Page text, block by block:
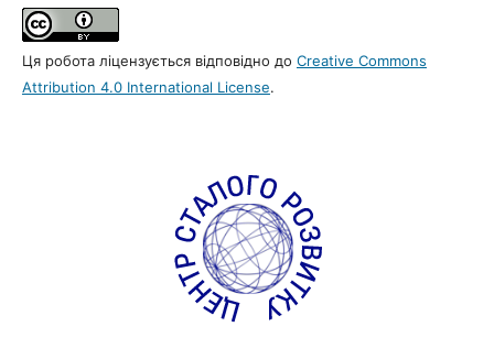
Ця робота ліцензується відповідно до Creative Commons
Attribution 4.0 International License.